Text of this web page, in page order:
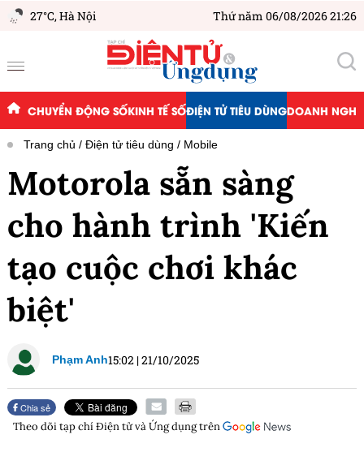
27°C,Hà Nội Thứ năm 06/08/2026 21:26
CHUYỂN ĐỘNG SỐKINH TẾ SỐĐIỆN TỬ TIÊU DÙNGDOANH
Trang chủ Điện tử tiêu dùng Mobile
Motorola sẵn sàng
cho hành trình 'Kiến
tạo cuộc chơi khác
biệt'
Phạm Anh15:02 |21/10/2025
Chia sẻ
Theo dõi tạp chíĐiện tử và Ứng dụngtrên